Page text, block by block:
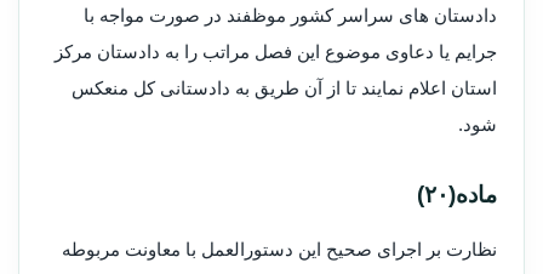
دادستان های سراسر کشور موظفند در صورت مواجه با
جرایم یا دعاوی موضوع این فصل مراتب را به دادستان مرکز
استان اعلام نمایند تا از آن طریق به دادستانی کل منعکس
شود.
ماده(۲۰)
نظارت بر اجرای صحیح این دستورالعمل با معاونت مربوطه